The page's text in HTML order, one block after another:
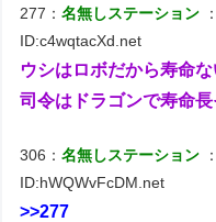
277：名無しステーション
ID:c4wqtacXd.net
ウシはロボだから寿命
司令はドラゴンで寿命
306：名無しステーション
ID:hWQWvFcDM.net
>>277